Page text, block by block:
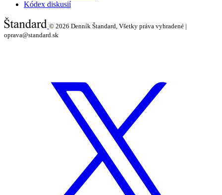
Kódex diskusií
© 2026 Denník Štandard, Všetky práva vyhradené |
oprava@standard.sk